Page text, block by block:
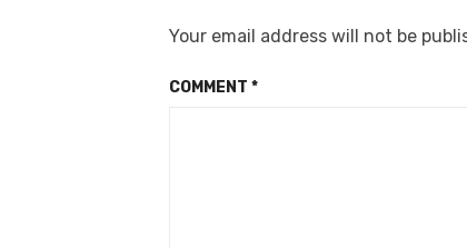
Your email address will not be
COMMENT *